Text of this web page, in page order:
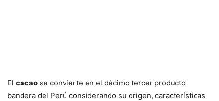
El cacao se convierte en el décimo tercer producto
bandera del Perú considerando su origen, características